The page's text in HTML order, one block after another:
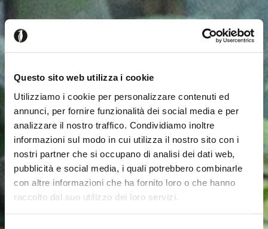
Questo sito web utilizza i cookie
Utilizziamo i cookie per personalizzare contenuti ed
annunci, per fornire funzionalità dei social media e per
analizzare il nostro traffico. Condividiamo inoltre
informazioni sul modo in cui utilizza il nostro sito con i
nostri partner che si occupano di analisi dei dati web,
pubblicità e social media, i quali potrebbero combinarle
con altre informazioni che ha fornito loro o che hanno
raccolto dal suo utilizzo dei loro servizi.
Seems like you’re browsing from Close